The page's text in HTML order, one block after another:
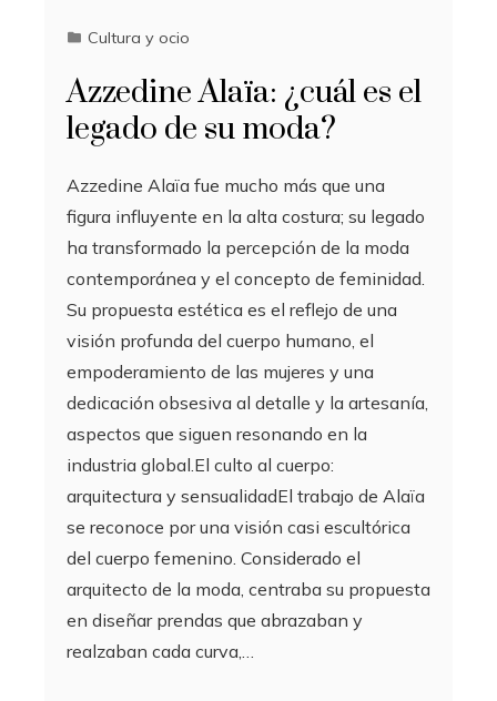
Cultura y ocio
Azzedine Alaïa: ¿cuál es el
legado de su moda?
Azzedine Alaïa fue mucho más que una
figura influyente en la alta costura; su legado
ha transformado la percepción de la moda
contemporánea y el concepto de feminidad.
Su propuesta estética es el reflejo de una
visión profunda del cuerpo humano, el
empoderamiento de las mujeres y una
dedicación obsesiva al detalle y la artesanía,
aspectos que siguen resonando en la
industria global.El culto al cuerpo:
arquitectura y sensualidadEl trabajo de Alaïa
se reconoce por una visión casi escultórica
del cuerpo femenino. Considerado el
arquitecto de la moda, centraba su propuesta
en diseñar prendas que abrazaban y
realzaban cada curva,…